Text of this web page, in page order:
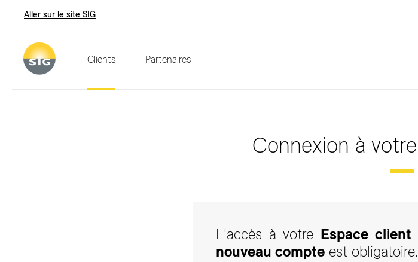
Aller sur le site SIG
Clients Partenaires
Connexion à votre
L'accès à votre Espace client
nouveau compte est obligatoire.